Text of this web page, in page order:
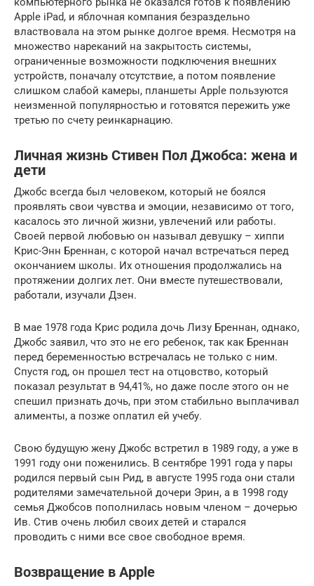
Apple iPad, и яблочная компания безраздельно
властвовала на этом рынке долгое время. Несмотря на
множество нареканий на закрытость системы,
ограниченные возможности подключения внешних
устройств, поначалу отсутствие, а потом появление
слишком слабой камеры, планшеты Apple пользуются
неизменной популярностью и готовятся пережить уже
третью по счету реинкарнацию.
Личная жизнь Стивен Пол Джобса: жена и
дети
Джобс всегда был человеком, который не боялся
проявлять свои чувства и эмоции, независимо от того,
касалось это личной жизни, увлечений или работы.
Своей первой любовью он называл девушку – хиппи
Крис-Энн Бреннан, с которой начал встречаться перед
окончанием школы. Их отношения продолжались на
протяжении долгих лет. Они вместе путешествовали,
работали, изучали Дзен.
В мае 1978 года Крис родила дочь Лизу Бреннан, однако,
Джобс заявил, что это не его ребенок, так как Бреннан
перед беременностью встречалась не только с ним.
Спустя год, он прошел тест на отцовство, который
показал результат в 94,41%, но даже после этого он не
спешил признать дочь, при этом стабильно выплачивал
алименты, а позже оплатил ей учебу.
Свою будущую жену Джобс встретил в 1989 году, а уже в
1991 году они поженились. В сентябре 1991 года у пары
родился первый сын Рид, в августе 1995 года они стали
родителями замечательной дочери Эрин, а в 1998 году
семья Джобсов пополнилась новым членом – дочерью
Ив. Стив очень любил своих детей и старался
проводить с ними все свое свободное время.
Возвращение в Apple